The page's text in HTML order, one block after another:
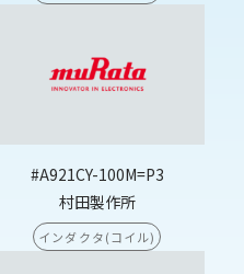
#A921CY-100M=P3
村田製作所
インダクタ(コイル)